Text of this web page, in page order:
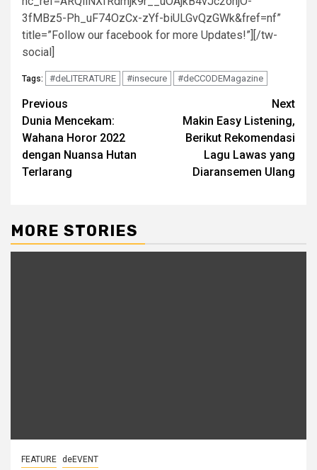
3fMBz5-Ph_uF74OzCx-zYf-biULGvQzGWk&fref=nf”
title=”Follow our facebook for more Updates!”][/tw-
social]
Tags: #deLITERATURE #insecure #deCCODEMagazine
Post
navigation
Previous
Dunia Mencekam:
Wahana Horor 2022
dengan Nuansa Hutan
Terlarang
Next
Makin Easy Listening,
Berikut Rekomendasi
Lagu Lawas yang
Diaransemen Ulang
MORE STORIES
FEATURE deEVENT